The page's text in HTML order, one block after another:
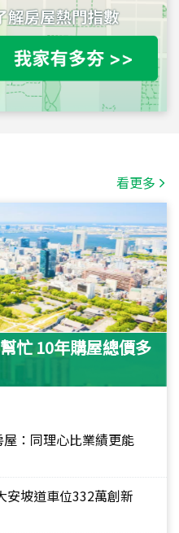
看更多
忙 10年購屋總價多
：同理心比業績更能
安坡道車位332萬創新